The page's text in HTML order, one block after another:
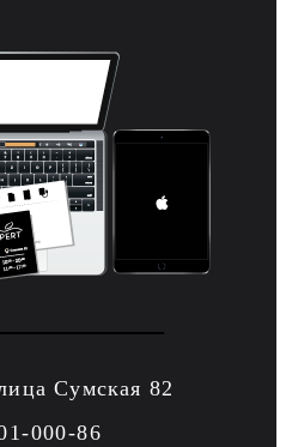
Сумская 82
000-86